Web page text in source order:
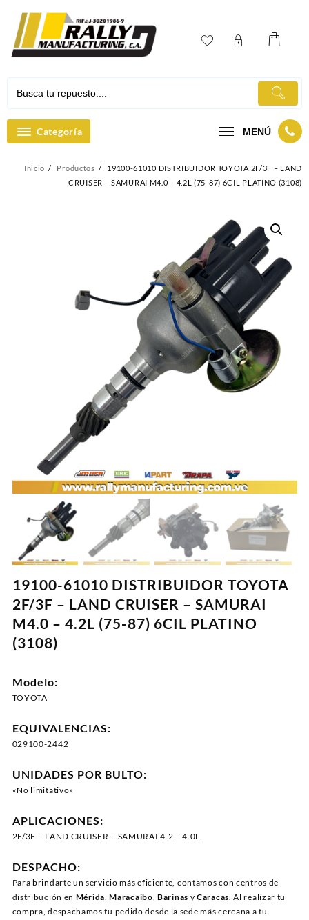
contenido
Categoría MENÚ
Inicio Productos
19100-61010 DISTRIBUIDOR TOYOTA 2F/3F – LAND
CRUISER – SAMURAI M4.0 – 4.2L (75-87) 6CIL PLATINO (3108)
19100-61010 DISTRIBUIDOR TOYOTA
2F/3F – LAND CRUISER – SAMURAI
M4.0 – 4.2L (75-87) 6CIL PLATINO
(3108)
Modelo:
TOYOTA
EQUIVALENCIAS:
029100-2442
UNIDADES POR BULTO:
«No limitativo»
APLICACIONES:
2F/3F – LAND CRUISER – SAMURAI 4.2 – 4.0L
DESPACHO:
Para brindarte un servicio más eficiente, contamos con centros de
distribución en Mérida,Maracaibo,Barinas yCaracas. Al realizar tu
compra, despachamos tu pedido desde la sede más cercana a tu